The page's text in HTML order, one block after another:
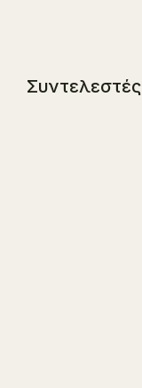
Συντελεστές